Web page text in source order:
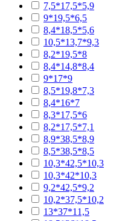
7,5*17,5*5,9
9*19,5*6,5
8,4*18,5*5,6
10,5*13,7*9,3
8,2*19,5*8
8,4*14,8*8,4
9*17*9
8,5*19,8*7,3
8,4*16*7
8,3*17,5*6
8,2*17,5*7,1
8,9*38,5*8,9
8,5*38,5*8,5
10,3*42,5*10,3
10,3*42*10,3
9,2*42,5*9,2
10,2*37,5*10,2
13*37*11,5